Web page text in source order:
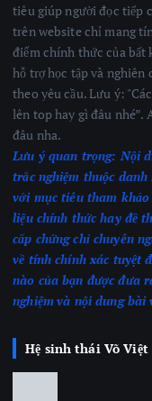
tiêu giúp người đọc tiếp
trên website chỉ mang
điểm chính thức của bất
hỗ trợ học tập và nghiên
theo yêu cầu. Lưu ý:
lên top hay gì đâu nhé”.
đâu nha.
Lưu ý quan trọng: Nội
trắc nghiệm thuộc
với mục tiêu tham
liệu chính thức hay đề
cấp chứng chỉ chuyên
về tính chính xác tuyệt
nào của bạn được đưa
nghiệmvà nội dung bài
Hệ sinh thái Võ Việt